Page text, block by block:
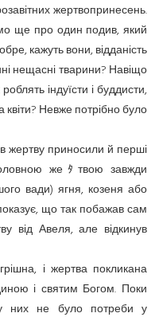
жертвопринесень.
ще про один подив, який
кажуть вони, відданість
нещасні тварини? Навіщо
індуїсти і буддисти,
Невже потрібно було
жертву приносили й перші
жеﾀтвою завжди
вади) ягня, козеня або
що так побажав сам
від Авеля, але відкинув
і жертва покликана
і святим Богом. Поки
них не було потреби у